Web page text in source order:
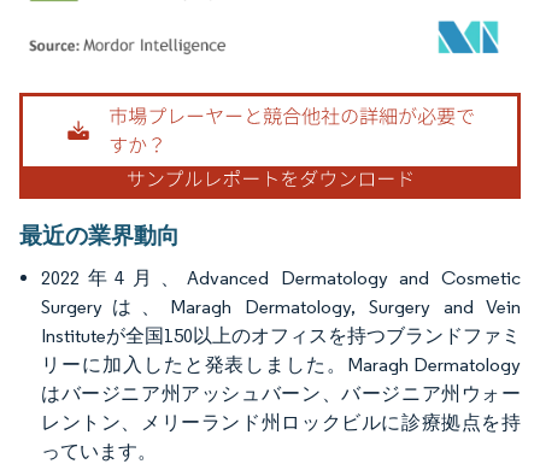
画像 © Mordor Intelligence。再利用にはCC BY 4.0の表示が必要です。
最近の業界動向
2022年4月、Advanced Dermatology and Cosmetic
Surgeryは、Maragh Dermatology, Surgery and Vein
Instituteが全国150以上のオフィスを持つブランドファミ
リーに加入したと発表しました。Maragh Dermatology
はバージニア州アッシュバーン、バージニア州ウォー
レントン、メリーランド州ロックビルに診療拠点を持
っています。